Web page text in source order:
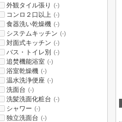
外観タイル張り (-)
コンロ２口以上 (-)
食器洗い乾燥機 (-)
システムキッチン (-)
対面式キッチン (-)
バス・トイレ別 (-)
追焚機能浴室 (-)
浴室乾燥機 (-)
温水洗浄便座 (-)
洗面台 (-)
洗髪洗面化粧台 (-)
シャワー (-)
独立洗面台 (-)